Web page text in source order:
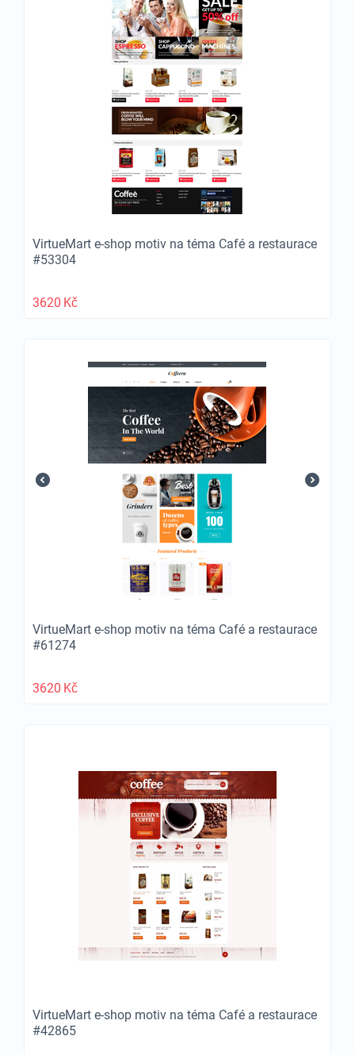
VirtueMart e-shop motiv na téma Café a restaurace
#53304
3620 Kč
VirtueMart e-shop motiv na téma Café a restaurace
#61274
3620 Kč
VirtueMart e-shop motiv na téma Café a restaurace
#42865